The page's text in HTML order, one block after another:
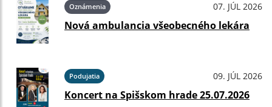
Oznámenia 07. JÚL 2026
Nová ambulancia všeobecného lekára
Podujatia 09. JÚL 2026
Koncert na Spišskom hrade 25.07.2026